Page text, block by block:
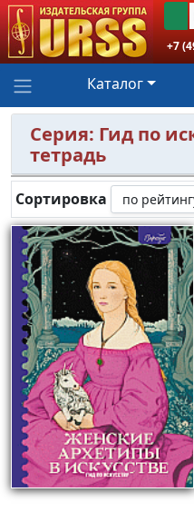
+7
Каталог
Серия: Гид по
тетрадь
Сортировка